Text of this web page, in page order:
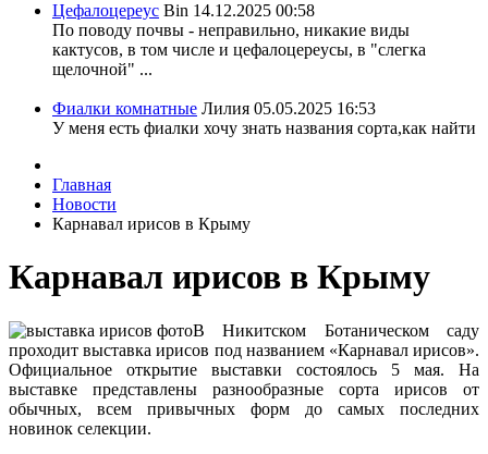
Цефалоцереус Bin 14.12.2025 00:58
По поводу почвы - неправильно, никакие виды
кактусов, в том числе и цефалоцереусы, в "слегка
щелочной" ...
Фиалки комнатные Лилия 05.05.2025 16:53
У меня есть фиалки хочу знать названия сорта,как найти
Главная
Новости
Карнавал ирисов в Крыму
Карнавал ирисов в Крыму
В Никитском Ботаническом саду
проходит выставка ирисов под названием «Карнавал ирисов».
Официальное открытие выставки состоялось 5 мая. На
выставке представлены разнообразные сорта ирисов от
обычных, всем привычных форм до самых последних
новинок селекции.